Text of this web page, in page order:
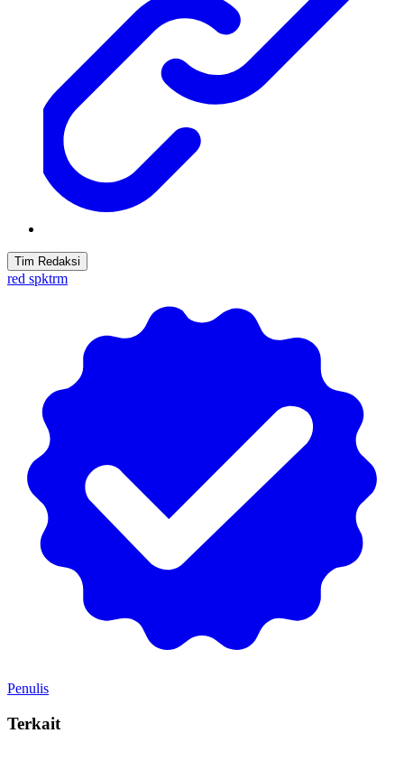
Tim Redaksi
red spktrm
Penulis
Terkait